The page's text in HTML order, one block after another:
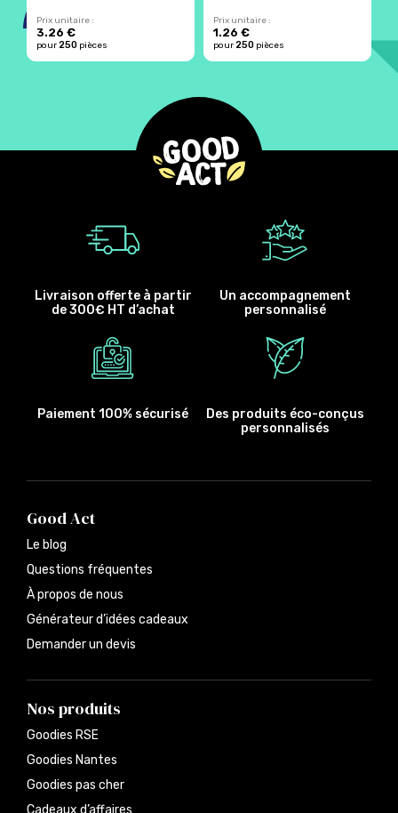
Prix unitaire :
3.26 €
pour250 pièces
Prix unitaire :
1.26 €
pour250 pièces
Livraison offerte à partir
de 300€ HT d’achat
Un accompagnement
personnalisé
Paiement 100% sécurisé
Des produits éco-conçus
personnalisés
Good Act
Le blog
Questions fréquentes
À propos de nous
Générateur d’idées cadeaux
Demander un devis
Nos produits
Goodies RSE
Goodies Nantes
Goodies pas cher